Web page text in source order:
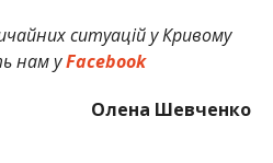
ситуацій у Кривому
нам уFacebook
Олена Шевченко